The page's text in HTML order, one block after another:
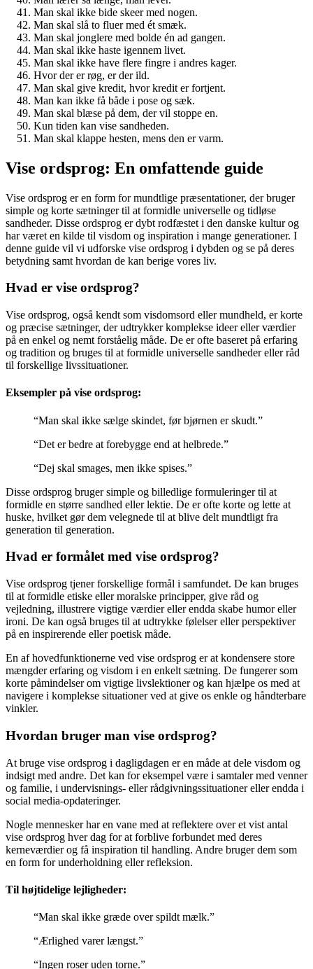
Man skal ikke bide skeer med nogen.
Man skal slå to fluer med ét smæk.
Man skal jonglere med bolde én ad gangen.
Man skal ikke haste igennem livet.
Man skal ikke have flere fingre i andres kager.
Hvor der er røg, er der ild.
Man skal give kredit, hvor kredit er fortjent.
Man kan ikke få både i pose og sæk.
Man skal blæse på dem, der vil stoppe en.
Kun tiden kan vise sandheden.
Man skal klappe hesten, mens den er varm.
Vise ordsprog: En omfattende guide
Vise ordsprog er en form for mundtlige præsentationer, der bruger
simple og korte sætninger til at formidle universelle og tidløse
sandheder. Disse ordsprog er dybt rodfæstet i den danske kultur og
har været en kilde til visdom og inspiration i mange generationer. I
denne guide vil vi udforske vise ordsprog i dybden og se på deres
betydning samt hvordan de kan berige vores liv.
Hvad er vise ordsprog?
Vise ordsprog, også kendt som visdomsord eller mundheld, er korte
og præcise sætninger, der udtrykker komplekse ideer eller værdier
på en enkel og nemt forståelig måde. De er ofte baseret på erfaring
og tradition og bruges til at formidle universelle sandheder eller råd
til forskellige livssituationer.
Eksempler på vise ordsprog:
“Man skal ikke sælge skindet, før bjørnen er skudt.”
“Det er bedre at forebygge end at helbrede.”
“Dej skal smages, men ikke spises.”
Disse ordsprog bruger simple og billedlige formuleringer til at
formidle en større sandhed eller lektie. De er ofte korte og lette at
huske, hvilket gør dem velegnede til at blive delt mundtligt fra
generation til generation.
Hvad er formålet med vise ordsprog?
Vise ordsprog tjener forskellige formål i samfundet. De kan bruges
til at formidle etiske eller moralske principper, give råd og
vejledning, illustrere vigtige værdier eller endda skabe humor eller
ironi. De kan også bruges til at udtrykke følelser eller perspektiver
på en inspirerende eller poetisk måde.
En af hovedfunktionerne ved vise ordsprog er at kondensere store
mængder erfaring og visdom i en enkelt sætning. De fungerer som
korte påmindelser om vigtige livslektioner og kan hjælpe os med at
navigere i komplekse situationer ved at give os enkle og håndterbare
vinkler.
Hvordan bruger man vise ordsprog?
At bruge vise ordsprog i dagligdagen er en måde at dele visdom og
indsigt med andre. Det kan for eksempel være i samtaler med venner
og familie, i undervisnings- eller rådgivningssituationer eller endda i
social media-opdateringer.
Nogle mennesker har en vane med at reflektere over et vist antal
vise ordsprog hver dag for at forblive forbundet med deres
kerneværdier og få inspiration til handling. Andre bruger dem som
en form for underholdning eller refleksion.
Til højtidelige lejligheder:
“Man skal ikke græde over spildt mælk.”
“Ærlighed varer længst.”
“Ingen roser uden torne.”